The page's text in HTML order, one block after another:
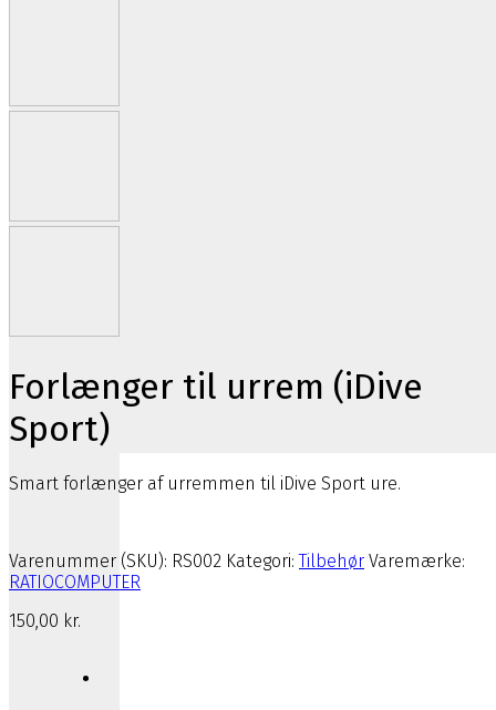
Forlænger til urrem (iDive
Sport)
Smart forlænger af urremmen til iDive Sport ure.
Varenummer (SKU): RS002 Kategori:Tilbehør Varemærke:
RATIOCOMPUTER
150,00 kr.